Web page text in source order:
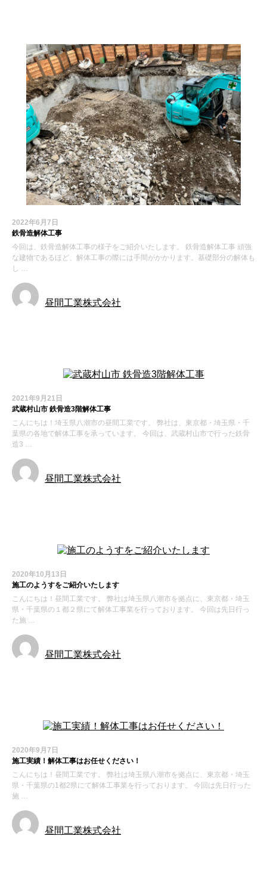
2022年6月7日
鉄骨造解体工事
今回は、鉄骨造解体工事の様子をご紹介いたします。 鉄骨造解体工事 頑強
な建物であるほど、解体工事の際には手間がかかります。基礎部分の解体も
し …
昼間工業株式会社
2021年9月21日
武蔵村山市 鉄骨造3階解体工事
こんにちは！埼玉県八潮市の昼間工業です。 弊社は、東京都・埼玉県・千
葉県の各地で解体工事を承っています。 今回は、武蔵村山市で行った鉄骨
造3 …
昼間工業株式会社
2020年10月13日
施工のようすをご紹介いたします
こんにちは！昼間工業です。 弊社は埼玉県八潮市を拠点に、東京都・埼玉
県・千葉県の１都２県にて解体工事業を行っております。 今回は先日行っ
た施 …
昼間工業株式会社
2020年9月7日
施工実績！解体工事はお任せください！
こんにちは！昼間工業です。 弊社は埼玉県八潮市を拠点に、東京都・埼玉
県・千葉県の1都2県にて解体工事業を行っております。 今回は先日行った
施 …
昼間工業株式会社